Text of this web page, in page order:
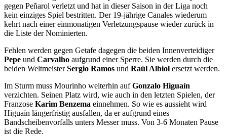
gegen Peñarol verletzt und hat in dieser Saison in der Liga noch
kein einziges Spiel bestritten. Der 19-jährige Canales wiederum
kehrt nach einer einmonatigen Verletzungspause wieder zurück in
die Liste der Nominierten.
Fehlen werden gegen Getafe dagegen die beiden Innenverteidiger
Pepe und Carvalho aufgrund einer Sperre. Sie werden durch die
beiden WeltmeisterSergio Ramos und Raúl Albiol ersetzt werden.
Im Sturm muss Mourinho weiterhin aufGonzalo Higuaín
verzichten. Seinen Platz wird, wie auch in den letzten Spielen, der
Franzose Karim Benzema einnehmen. So wie es aussieht wird
Higuaín längerfristig ausfallen, da er aufgrund eines
Bandscheibenvorfalls unters Messer muss. Von 3-6 Monaten Pause
ist die Rede.